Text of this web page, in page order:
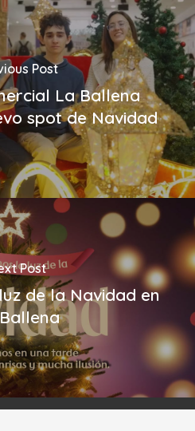
Post
La Ballena
spot de Navidad
Post
de la Navidad en